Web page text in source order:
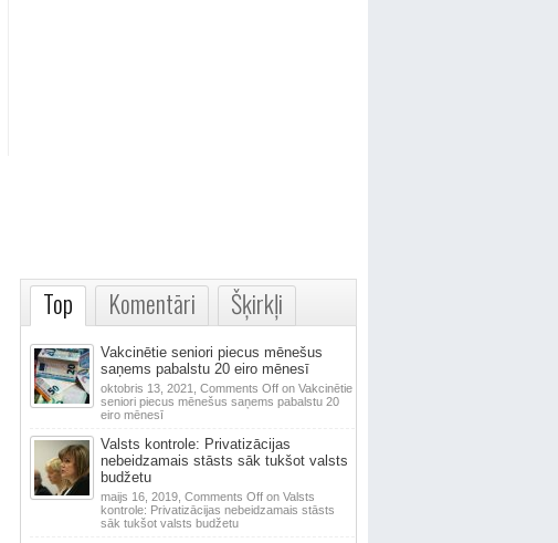
Top Komentāri Šķirkļi
Vakcinētie seniori piecus mēnešus
saņems pabalstu 20 eiro mēnesī
oktobris 13, 2021, Comments Offon Vakcinētie
seniori piecus mēnešus saņems pabalstu 20
eiro mēnesī
Valsts kontrole: Privatizācijas
nebeidzamais stāsts sāk tukšot valsts
budžetu
maijs 16, 2019, Comments Offon Valsts
kontrole: Privatizācijas nebeidzamais stāsts
sāk tukšot valsts budžetu